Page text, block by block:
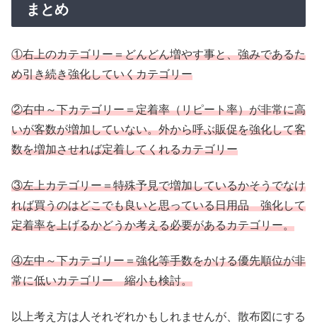
まとめ
①右上のカテゴリー＝どんどん増やす事と、強みであるた
め引き続き強化していくカテゴリー
②右中～下カテゴリー＝定着率（リピート率）が非常に高
いが客数が増加していない。外から呼ぶ販促を強化して客
数を増加させれば定着してくれるカテゴリー
③左上カテゴリー＝特殊予見で増加しているかそうでなけ
れば買うのはどこでも良いと思っている日用品 強化して
定着率を上げるかどうか考える必要があるカテゴリー。
④左中～下カテゴリー＝強化等手数をかける優先順位が非
常に低いカテゴリー 縮小も検討。
以上考え方は人それぞれかもしれませんが、散布図にする